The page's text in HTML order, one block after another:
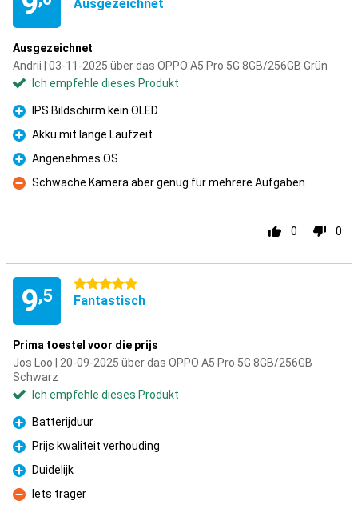
Ausgezeichnet
Ausgezeichnet
Andrii | 03-11-2025 über das OPPO A5 Pro 5G 8GB/256GB Grün
Ich empfehle dieses Produkt
Pro
IPS Bildschirm kein OLED
Pro
Akku mit lange Laufzeit
Pro
Angenehmes OS
Kontra
Schwache Kamera aber genug für mehrere Aufgaben
0 0
9,5
5 Sterne
Fantastisch
Prima toestel voor die prijs
Jos Loo | 20-09-2025 über das OPPO A5 Pro 5G 8GB/256GB
Schwarz
Ich empfehle dieses Produkt
Pro
Batterijduur
Pro
Prijs kwaliteit verhouding
Pro
Duidelijk
Kontra
Iets trager